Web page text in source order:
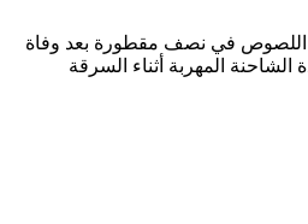
في نصف مقطورة بعد وفاة
الشاحنة المهربة أثناء السرقة